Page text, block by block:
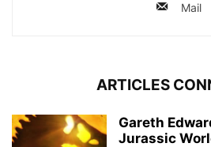
Mail
ARTICLES
Gareth
Jurassic